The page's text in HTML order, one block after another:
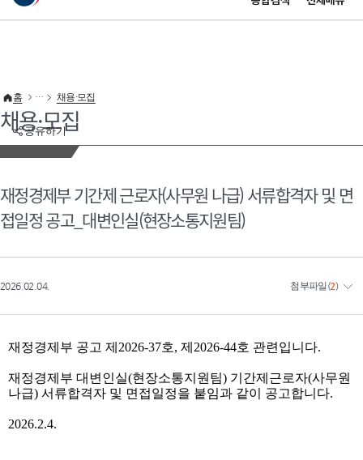
이 누리집은 대한민국 공식 전자정부 누리집입니다.
공유하기
홈 채용·모집
채용·모집
재정경제부 기간제 근로자(사무원 나급) 서류합격자 및 면
접일정 공고_대변인실(현장소통지원팀)
2026.02.04. 첨부파일 (2)